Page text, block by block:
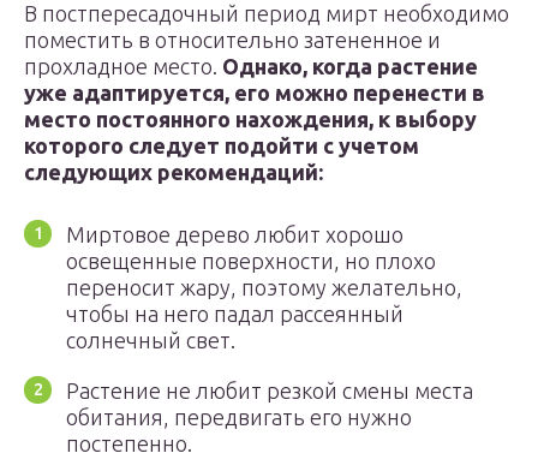
В постпересадочный период мирт необходимо
поместить в относительно затененное и
прохладное место. Однако, когда растение
уже адаптируется, его можно перенести в
место постоянного нахождения, к выбору
которого следует подойти с учетом
следующих рекомендаций:
Миртовое дерево любит хорошо
освещенные поверхности, но плохо
переносит жару, поэтому желательно,
чтобы на него падал рассеянный
солнечный свет.
Растение не любит резкой смены места
обитания, передвигать его нужно
постепенно.